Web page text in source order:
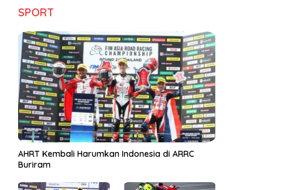
SPORT
AHRT Kembali Harumkan Indonesia di ARRC
Buriram